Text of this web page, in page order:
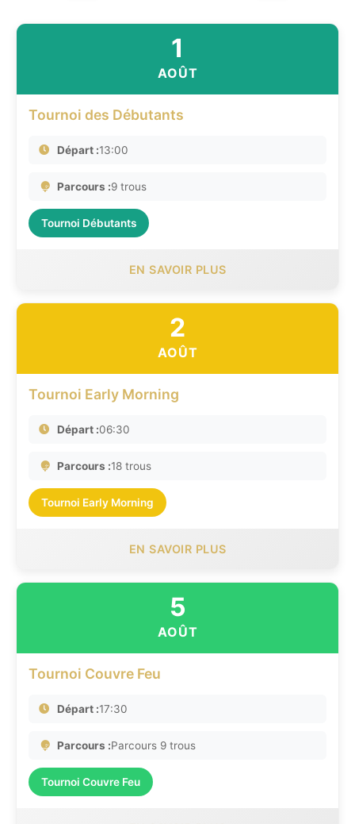
1
AOÛT
Tournoi des Débutants
Départ :13:00
Parcours :9 trous
Tournoi Débutants
EN SAVOIR PLUS
2
AOÛT
Tournoi Early Morning
Départ :06:30
Parcours :18 trous
Tournoi Early Morning
EN SAVOIR PLUS
5
AOÛT
Tournoi Couvre Feu
Départ :17:30
Parcours :Parcours 9 trous
Tournoi Couvre Feu